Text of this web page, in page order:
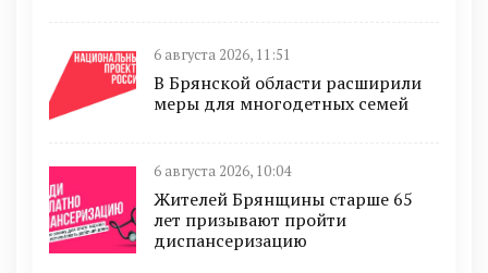
6 августа 2026, 11:51
В Брянской области расширили
меры для многодетных семей
6 августа 2026, 10:04
Жителей Брянщины старше 65
лет призывают пройти
диспансеризацию